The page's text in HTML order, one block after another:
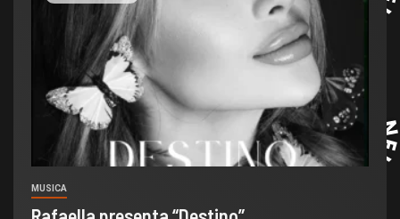
MUSICA